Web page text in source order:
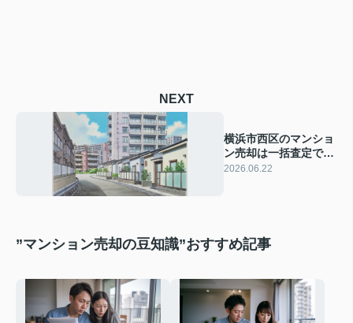
NEXT
横浜市西区のマンショ
ン売却は一括査定で比
較！失敗しない不動産
2026.06.22
”マンション売却の豆知識”おすすめ記事